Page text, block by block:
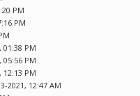
PM
PM
01:38 PM
05:56 PM
12:13 PM
2021, 12:47 AM